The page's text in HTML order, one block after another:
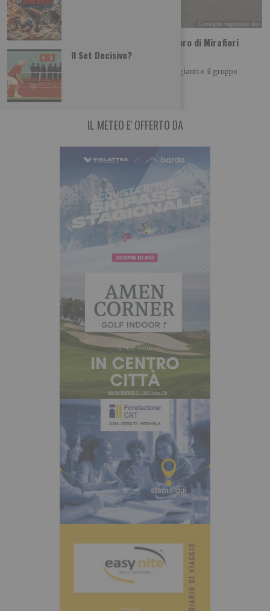
Il Set Decisivo?
Stellantis torna in utile, ma a Torino il futuro di Mirafiori
resta la vera sfida
I conti di Stellantis tornano a dare segnali incoraggianti e il gruppo
automobilistico sembra essersi lasciato
IL METEO E' OFFERTO DA